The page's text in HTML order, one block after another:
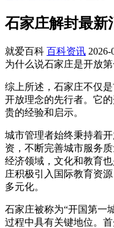
石家庄解封最新
就爱百科 百科资讯 2026-
为什么说石家庄是开放
综上所述，石家庄不仅
开放理念的先行者。它
贵的经验和启示。
城市管理者始终秉持着
资，不断完善城市服务
经济领域，文化和教育
庄积极引入国际教育资
多元化。
石家庄被称为“开国第一
过程中具有关键地位。